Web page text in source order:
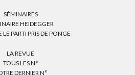
SÉMINAIRES
HEIDEGGER
LE PARTI PRIS DE PONGE
LA REVUE
TOUS LES N°
DERNIER N°